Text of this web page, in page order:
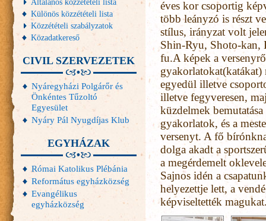
éves kor csoportig
több leányzó is részt
stílus, irányzat volt
Shin-Ryu, Shoto-kan,
fu.A képek a
gyakorlatokat(katákat)
egyedül illetve
illetve fegyveresen,
küzdelmek
gyakorlatok, és a
versenyt. A fő
dolga akadt a
a megérdemelt
Sajnos idén a
helyezettje lett, a
képviseltették
Általános közzétételi lista
Különös közzétételi lista
Közzétételi szabályzatok
Közadatkereső
CIVIL SZERVEZETEK
Nyáregyházi Polgárőr és
Önkéntes Tűzoltó
Egyesület
Nyáry Pál Nyugdíjas Klub
EGYHÁZAK
Római Katolikus Plébánia
Református egyházközség
Evangélikus
egyházközség